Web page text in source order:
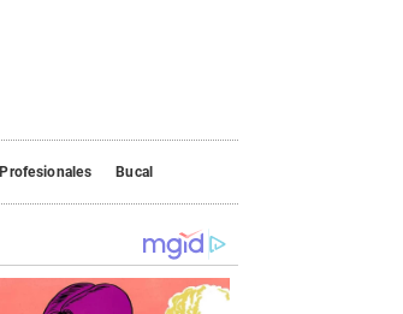
Profesionales Bucal